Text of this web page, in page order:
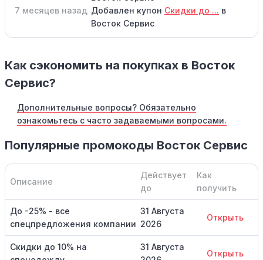
7 месяцев назад Добавлен купон Скидки до ... в
Восток Сервис
Как сэкономить на покупках в Восток
Сервис?
Дополнительные вопросы? Обязательно
ознакомьтесь с часто задаваемыми вопросами.
Популярные промокоды Восток Сервис
Описание
Действует
до
Как
получить
До -25% - все
спецпредложения компании
31 Августа
2026
Открыть
Скидки до 10% на
31 Августа
Открыть